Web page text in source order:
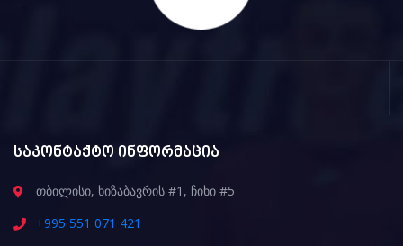
საკონტაქტო ინფორმაცია
თბილისი, ხიზაბავრის #1, ჩიხი #5
+995 551 071 421